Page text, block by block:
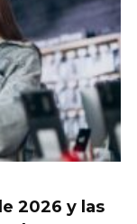
2026 y las